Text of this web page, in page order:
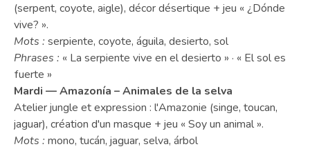
(serpent, coyote, aigle), décor désertique + jeu « ¿Dónde
vive? ».
Mots : serpiente, coyote, águila, desierto, sol
Phrases : « La serpiente vive en el desierto » · « El sol es
fuerte »
Mardi — Amazonía – Animales de la selva
Atelier jungle et expression : l'Amazonie (singe, toucan,
jaguar), création d'un masque + jeu « Soy un animal ».
Mots : mono, tucán, jaguar, selva, árbol